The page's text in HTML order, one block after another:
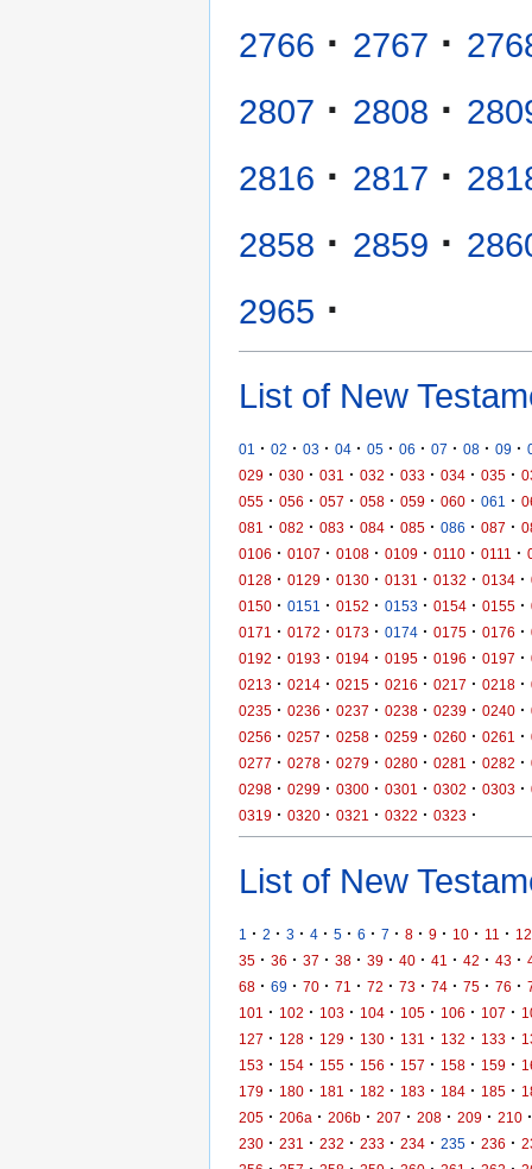
2766 · 2767 ·
2807 · 2808 ·
2816 · 2817 ·
2858 · 2859 ·
2965 ·
List of New
01 · 02 · 03 · 04 · 05 · 06 · 07 · 08 · 09 ·
029 · 030 · 031 · 032 · 033 · 034 · 035 ·
055 · 056 · 057 · 058 · 059 · 060 · 061 ·
081
· 082 · 083 · 084 · 085 · 086 · 087 ·
0106 · 0107 · 0108 · 0109 · 0110 · 0111 ·
0128 · 0129 · 0130 · 0131 · 0132 · 0134 ·
0150 · 0151 · 0152 · 0153 · 0154 · 0155 ·
0171
· 0172 · 0173 · 0174 · 0175 · 0176 ·
0192 · 0193 · 0194 · 0195 · 0196 · 0197 ·
0213 · 0214 · 0215 · 0216 · 0217 · 0218 ·
0235 · 0236 · 0237 · 0238 · 0239 · 0240 ·
0256 · 0257 · 0258 · 0259 · 0260 · 0261 ·
0277 · 0278 · 0279 · 0280 · 0281 · 0282 ·
0298 · 0299 · 0300 · 0301 · 0302 · 0303 ·
0319 · 0320 · 0321 · 0322 · 0323 ·
List of New
1 · 2 · 3 · 4 · 5 · 6 · 7 · 8 · 9 · 10 · 11 · 12
35 · 36 · 37 · 38 · 39 · 40 · 41 · 42 · 43 ·
68 · 69 · 70 · 71 · 72 · 73 · 74 · 75 · 76 ·
101
· 102 · 103 · 104 · 105 · 106 · 107 ·
127 · 128 · 129 · 130 · 131 · 132 · 133 ·
153 · 154 · 155 · 156 · 157 · 158 · 159 ·
179 · 180 · 181 · 182 · 183 · 184 · 185 ·
205 · 206a · 206b · 207 · 208 · 209 · 210 ·
230 · 231 · 232 · 233 · 234 · 235 · 236 ·